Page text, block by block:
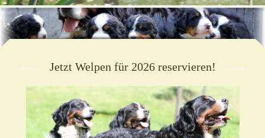
Jetzt Welpen für 2026 reservieren!